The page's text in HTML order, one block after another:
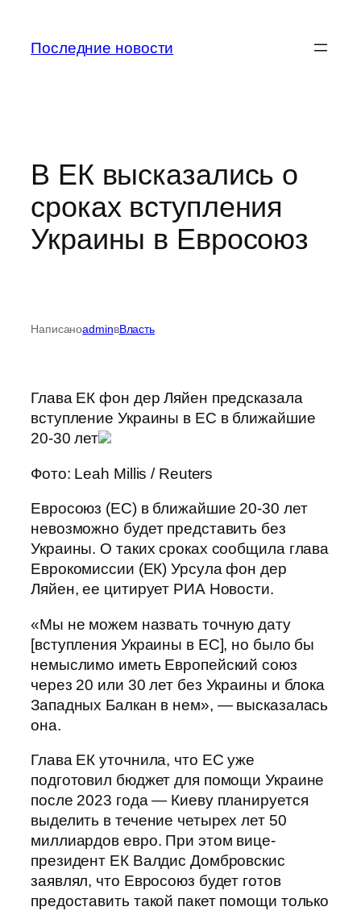
содержимому
Последние новости
В ЕК высказались о
сроках вступления
Украины в Евросоюз
НаписаноadminвВласть
Глава ЕК фон дер Ляйен предсказала
вступление Украины в ЕС в ближайшие
20-30 лет
Фото: Leah Millis / Reuters
Евросоюз (ЕС) в ближайшие 20-30 лет
невозможно будет представить без
Украины. О таких сроках сообщила глава
Еврокомиссии (ЕК) Урсула фон дер
Ляйен, ее цитирует РИА Новости.
«Мы не можем назвать точную дату
[вступления Украины в ЕС], но было бы
немыслимо иметь Европейский союз
через 20 или 30 лет без Украины и блока
Западных Балкан в нем», — высказалась
она.
Глава ЕК уточнила, что ЕС уже
подготовил бюджет для помощи Украине
после 2023 года — Киеву планируется
выделить в течение четырех лет 50
миллиардов евро. При этом вице-
президент ЕК Валдис Домбровскис
заявлял, что Евросоюз будет готов
предоставить такой пакет помощи только